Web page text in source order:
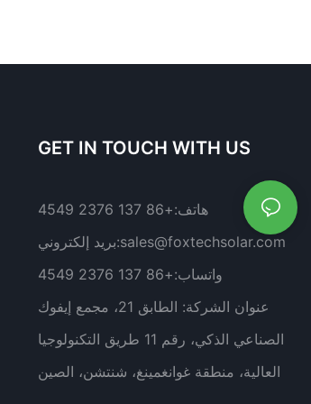
GET IN TOUCH WITH US
هاتف:+86 137 2376 4549
بريد إلكتروني:sales@foxtechsolar.com
واتساب:+86 137 2376 4549
عنوان الشركة:
الطابق 21، مجمع إيفوك
الصناعي الذكي، رقم 11 طريق التكنولوجيا
العالية، منطقة غوانغمينغ، شنتشن، الصين